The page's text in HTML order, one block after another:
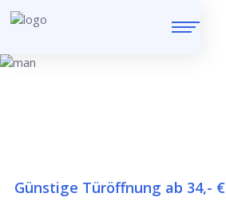
Günstige Türöffnung ab 34,- €